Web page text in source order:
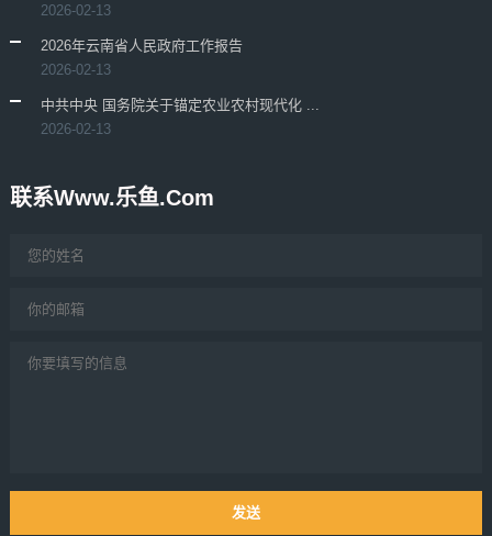
2026-02-13
2026年云南省人民政府工作报告
2026-02-13
中共中央 国务院关于锚定农业农村现代化 ...
2026-02-13
联系www.乐鱼.com
发送